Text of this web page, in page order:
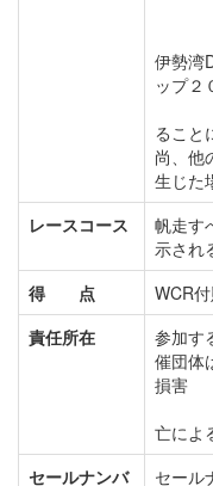
国
伊勢湾
ップ２
ﾛﾝ
ること
尚、他
生じた
レースコース
帆走す
示され
得 点
WCR
責任所在
参加す
催団体
損害
ま
亡によ
セールナンバ
セール